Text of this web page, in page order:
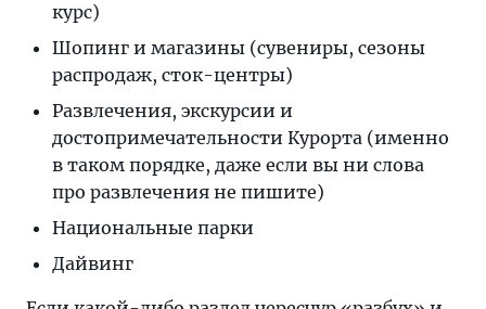
курс)
Шопинг и магазины (сувениры, сезоны
распродаж, сток-центры)
Развлечения, экскурсии и
достопримечательности Курорта (именно
в таком порядке, даже если вы ни слова
про развлечения не пишите)
Национальные парки
Дайвинг